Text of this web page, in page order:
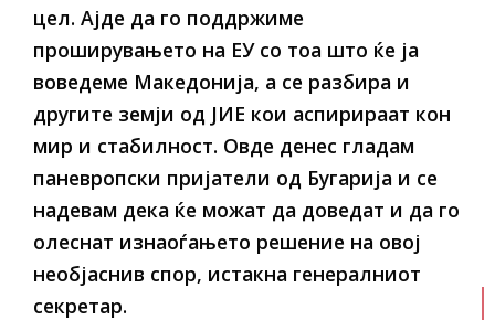
цел. Ајде да го поддржиме
проширувањето на ЕУ со тоа што ќе ја
воведеме Македонија, а се разбира и
другите земји од ЈИЕ кои аспирираат кон
мир и стабилност. Овде денес гладам
паневропски пријатели од Бугарија и се
надевам дека ќе можат да доведат и да го
олеснат изнаоѓањето решение на овој
необјаснив спор, истакна генералниот
секретар.